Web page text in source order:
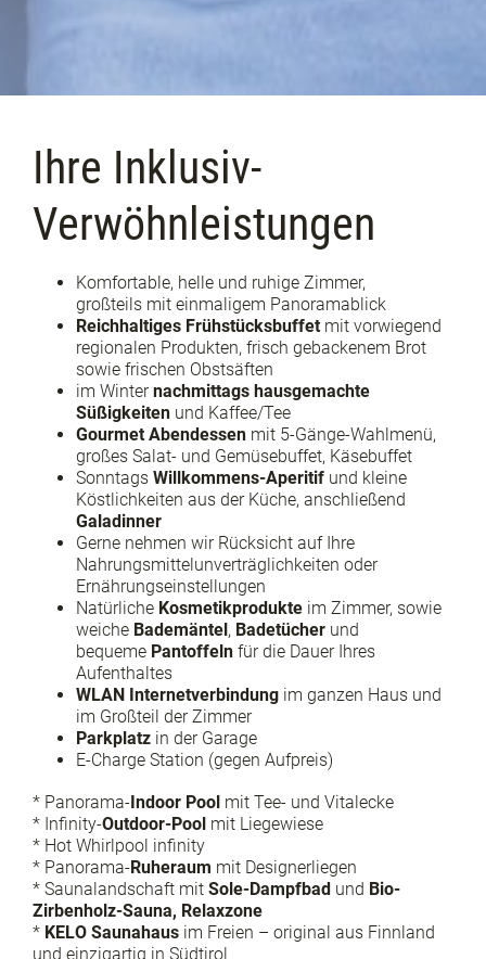
Ihre Inklusiv-
Verwöhnleistungen
Komfortable, helle und ruhige Zimmer,
großteils mit einmaligem Panoramablick
Reichhaltiges Frühstücksbuffet mit vorwiegend
regionalen Produkten, frisch gebackenem Brot
sowie frischen Obstsäften
im Winternachmittags hausgemachte
Süßigkeiten und Kaffee/Tee
Gourmet Abendessen mit 5-Gänge-Wahlmenü,
großes Salat- und Gemüsebuffet, Käsebuffet
Sonntags Willkommens-Aperitif und kleine
Köstlichkeiten aus der Küche, anschließend
Galadinner
Gerne nehmen wir Rücksicht auf Ihre
Nahrungsmittelunverträglichkeiten oder
Ernährungseinstellungen
Natürliche Kosmetikprodukte im Zimmer, sowie
weiche Bademäntel, Badetücher und
bequeme Pantoffeln für die Dauer Ihres
Aufenthaltes
WLAN Internetverbindung im ganzen Haus und
im Großteil der Zimmer
Parkplatz in der Garage
E-Charge Station (gegen Aufpreis)
* Panorama-Indoor Pool mit Tee- und Vitalecke
* Infinity-Outdoor-Pool mit Liegewiese
* Hot Whirlpool infinity
* Panorama-Ruheraum mit Designerliegen
* Saunalandschaft mit Sole-Dampfbad und Bio-
Zirbenholz-Sauna, Relaxzone
* KELO Saunahaus im Freien – original aus Finnland
und einzigartig in Südtirol